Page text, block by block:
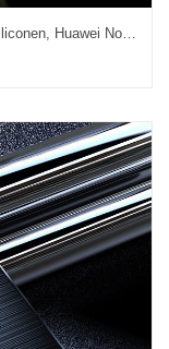
Huawei Nova 3 Hoesje Net Red Persoonlijk Siliconen, Huawei Nova 3 Hoesje Trendy Merk Kat